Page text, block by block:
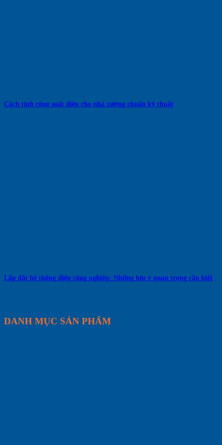
Cách tính công suất điện cho nhà xưởng chuẩn kỹ thuật
Lắp đặt hệ thống điện công nghiệp: Những lưu ý quan trọng cần biết
DANH MỤC SẢN PHẨM